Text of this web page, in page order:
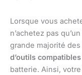
Lorsque vous
n’achetez pas
grande majorité
d’outils compatibles
batterie. Ainsi,